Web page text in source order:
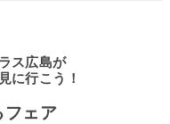
ス広島が
に行こう！
フェア